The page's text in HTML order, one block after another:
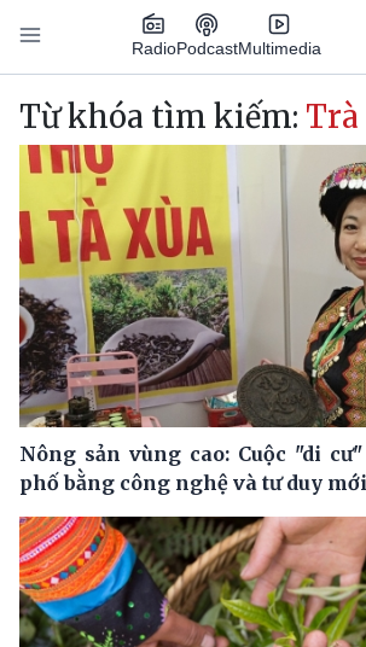
Nhảy đến nội dung
RadioPodcastMultimedia
Main navigation
Từ khóa tìm kiếm: Trà
Nông sản vùng cao: Cuộc "di
phố bằng công nghệ và tư duy mới